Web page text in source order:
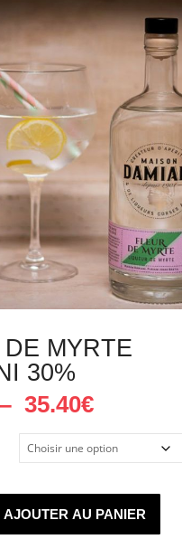
MYRTE
30%
– 35.40€Plage
de
prix :
21.35€
à
35.40€
AJOUTER AU PANIER